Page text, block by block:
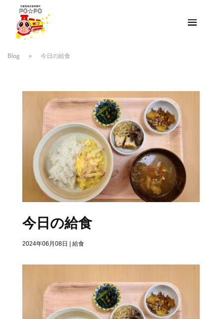
Blog » 今日の給食
今日の給食
2024年06月08日 給食